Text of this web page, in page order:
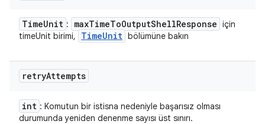
TimeUnit : maxTimeToOutputShellResponse için
timeUnit birimi,
TimeUnit bölümüne bakın
retryAttempts
int : Komutun bir istisna nedeniyle başarısız olması
durumunda yeniden denenme sayısı üst sınırı.